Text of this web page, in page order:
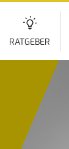
RATGEBER